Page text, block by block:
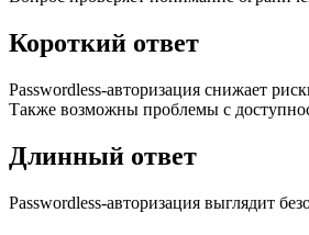
Короткий ответ
Passwordless-авторизация снижает
Также возможны проблемы с
Длинный ответ
Passwordless-авторизация выглядит